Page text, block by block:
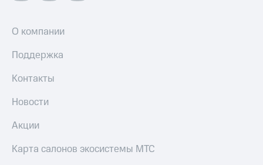
О компании
Поддержка
Контакты
Новости
Акции
Карта салонов экосистемы МТС